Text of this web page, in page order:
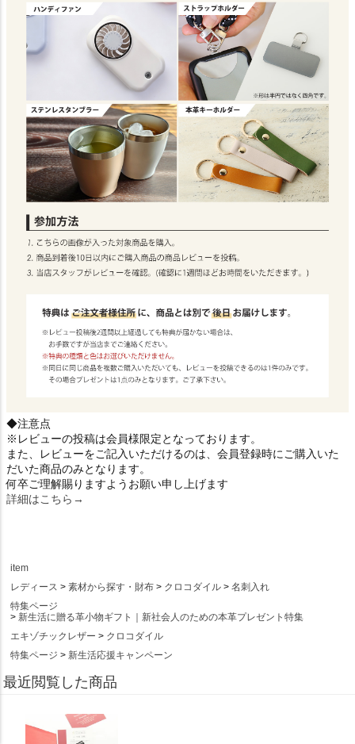
◆注意点
※レビューの投稿は会員様限定となっております。
また、レビューをご記入いただけるのは、会員登録時にご購入いた
だいた商品のみとなります。
何卒ご理解賜りますようお願い申し上げます
詳細はこちら→
item
レディース
素材から探す・財布 クロコダイル
名刺入れ
特集ページ
新生活に贈る革小物ギフト｜新社会人のための本革プレゼント特集
エキゾチックレザー
クロコダイル
特集ページ
新生活応援キャンペーン
最近閲覧した商品